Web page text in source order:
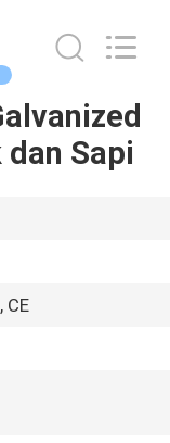
Sapi
CE